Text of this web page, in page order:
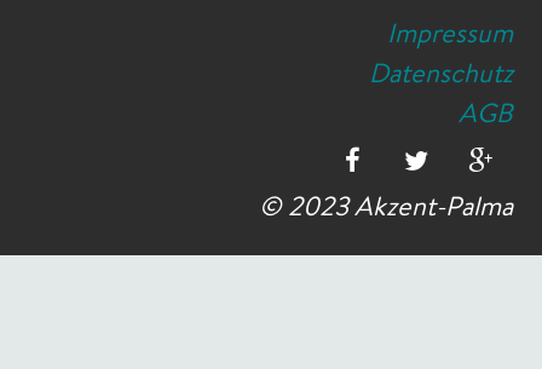
Impressum
Datenschutz
AGB
© 2023 Akzent-Palma